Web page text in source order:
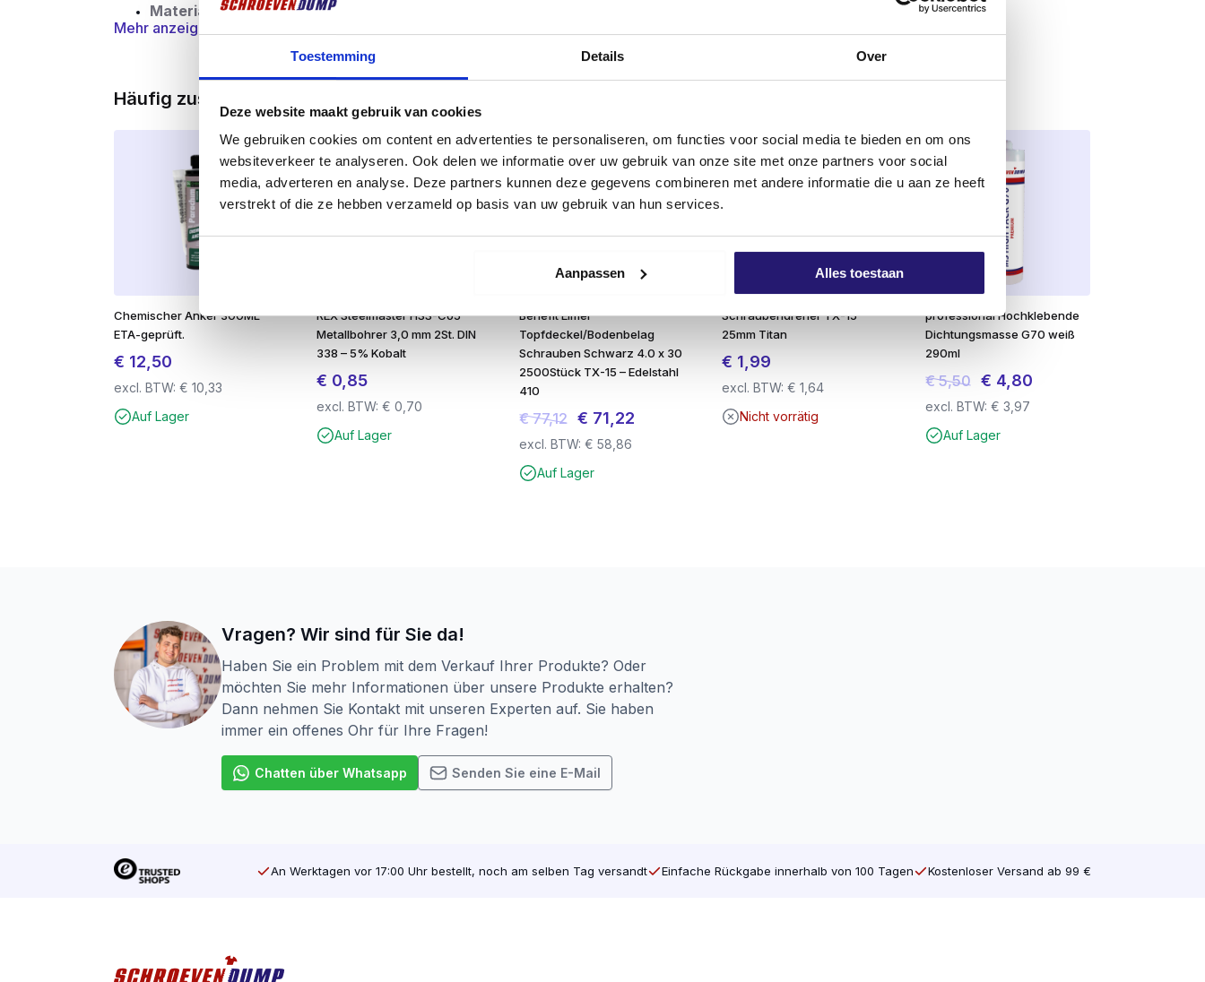
Toestemming Details Over
Deze website maakt gebruik van cookies
We gebruiken cookies om content en advertenties te personaliseren, om functies voor social media te bieden en om ons
websiteverkeer te analyseren. Ook delen we informatie over uw gebruik van onze site met onze partners voor social
media, adverteren en analyse. Deze partners kunnen deze gegevens combineren met andere informatie die u aan ze heeft
verstrekt of die ze hebben verzameld op basis van uw gebruik van hun services.
Aanpassen Alles toestaan
Material:
Hergestellt aus gehärtetem Edelstahl (SS 410) für zusätzliche Stärke und Haltbarkeit.
Schutz vor Korrosion gewährleistet.
Kopfform: Kleiner Linsenkopf mit Fräsrippen für schöne Senkungen ohne Splitter.
Teilgewinde mit Schaftrippen für optimalen Halt und einfache Handhabung.
Schneidspitze:
Scharfe Spitze für müheloses Eindrehen ohne Spaltung des Holzes.
Antrieb:
Der Torx-Einsatz verhindert ein Durchdrehen und bietet maximale Kontrolle.
Anwendungen:
Geeignet für:
Terrassendielen
Zaunbretter
Verkleidung der Fassade
Unterstände und Gartenhäuser
ist, dass diese Schrauben in den meisten Holzarten
Mehr anzeigen
Häufig zusammen gekauft
Chemischer Anker 300ML
ETA-geprüft.
€ 12,50
excl. BTW: € 10,33
Auf Lager
REX Steelmaster HSS-Co5
Metallbohrer 3,0 mm 2St. DIN
338 – 5% Kobalt
€ 0,85
excl. BTW:€ 0,70
Auf Lager
Benefit Eimer
Topfdeckel/Bodenbelag
Schrauben Schwarz 4.0 x 30
2500Stück TX-15 – Edelstahl
410
€77,12 Ursprünglicher
Preis
war:
€ 71,22
excl. BTW:€ 58,86
Auf Lager
Schraubendreher TX-15
25mm Titan
€ 1,99
excl. BTW:€ 1,64
Nicht vorrätig
professional Hochklebende
Dichtungsmasse G70 weiß
290ml
€5,50 Ursprünglicher
Preis
war:
€ 4,80Aktueller
excl. BTW: € 3,97
Auf Lager
Vragen? Wir sind für Sie da!
Haben Sie ein Problem mit dem Verkauf Ihrer Produkte? Oder
möchten Sie mehr Informationen über unsere Produkte erhalten?
Dann nehmen Sie Kontakt mit unseren Experten auf. Sie haben
immer ein offenes Ohr für Ihre Fragen!
Chatten über Whatsapp Senden Sie eine E-Mail
An Werktagen vor 17:00 Uhr bestellt, noch am selben Tag versandt Einfache Rückgabe innerhalb von 100 Tagen Kostenloser Versand ab 99 €